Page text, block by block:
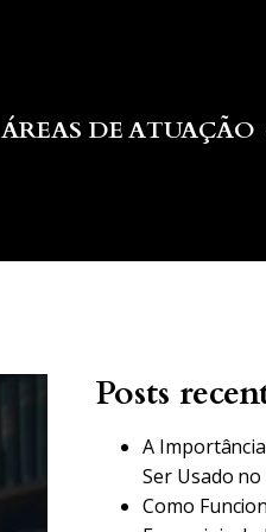
ÁREAS DE ATUAÇÃO
Posts
A
Ser Usado no
Como